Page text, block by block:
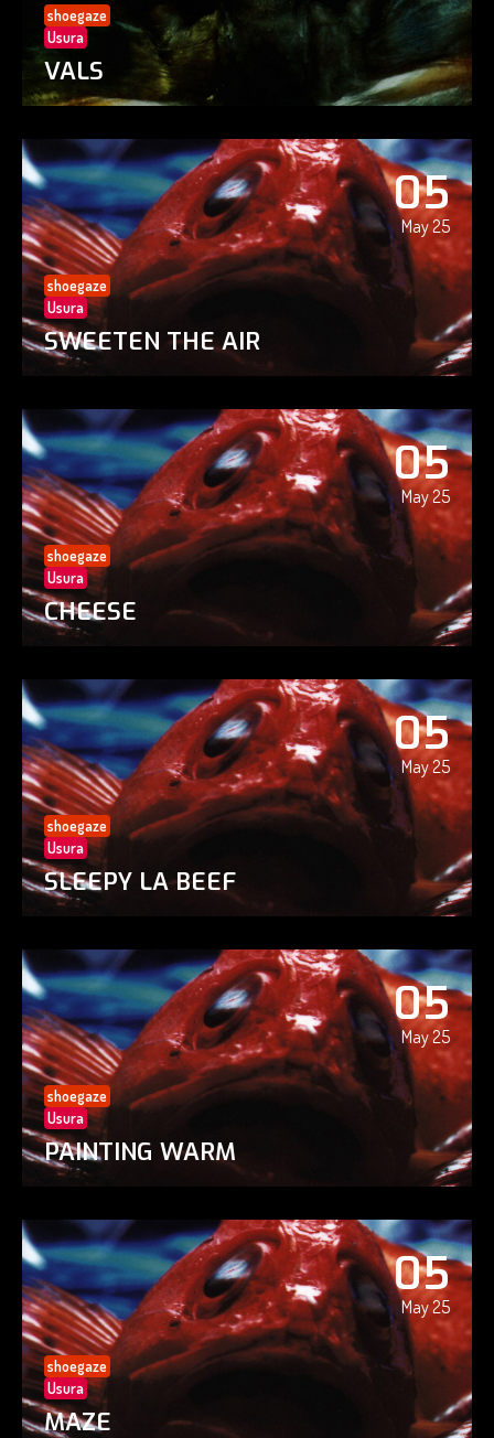
shoegaze
Usura
VALS
05
May 25
shoegaze
Usura
SWEETEN THE AIR
05
May 25
shoegaze
Usura
CHEESE
05
May 25
shoegaze
Usura
SLEEPY LA BEEF
05
May 25
shoegaze
Usura
PAINTING WARM
05
May 25
shoegaze
Usura
MAZE